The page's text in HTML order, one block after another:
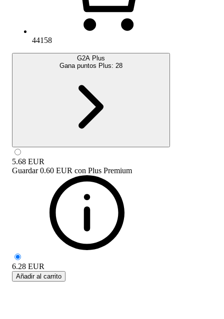
44158
G2A Plus
Gana puntos Plus: 28
5.68 EUR
Guardar 0.60 EUR con Plus Premium
6.28 EUR
Añadir al carrito